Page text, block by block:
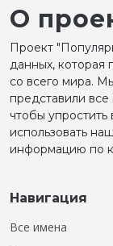
О
Проект
данных,
со всего мира.
представили
чтобы
использовать
информацию по
Навигация
Все имена